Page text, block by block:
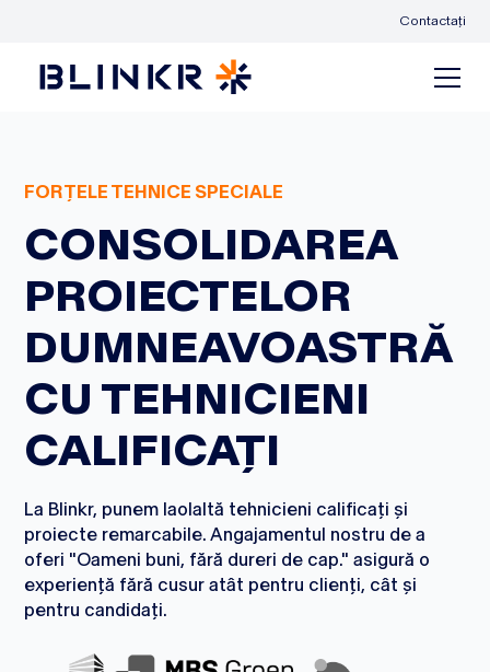
Contactați
FORȚELE TEHNICE SPECIALE
CONSOLIDAREA
PROIECTELOR
DUMNEAVOASTRĂ
CU TEHNICIENI
CALIFICAȚI
La Blinkr, punem laolaltă tehnicieni calificați și
proiecte remarcabile. Angajamentul nostru de a
oferi "Oameni buni, fără dureri de cap." asigură o
experiență fără cusur atât pentru clienți, cât și
pentru candidați.